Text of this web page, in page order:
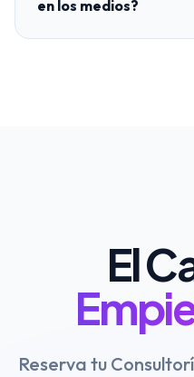
en los medios?
El
Reserva tu